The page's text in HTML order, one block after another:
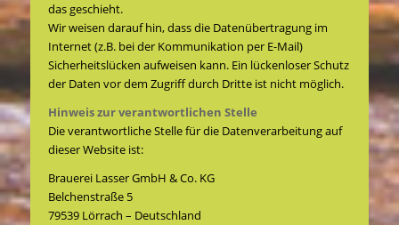
das geschieht.
Wir weisen darauf hin, dass die Datenübertragung im
Internet (z.B. bei der Kommunikation per E-Mail)
Sicherheitslücken aufweisen kann. Ein lückenloser Schutz
der Daten vor dem Zugriff durch Dritte ist nicht möglich.
Hinweis zur verantwortlichen Stelle
Die verantwortliche Stelle für die Datenverarbeitung auf
dieser Website ist:
Brauerei Lasser GmbH & Co. KG
Belchenstraße 5
79539 Lörrach – Deutschland